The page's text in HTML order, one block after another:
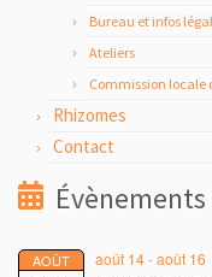
Bureau et infos
Ateliers
Commission locale
Rhizomes
Contact
AOÛT août 14-août 16